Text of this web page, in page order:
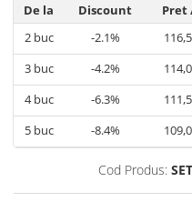
De la
Discount Pret
2buc -2.1%
3buc -4.2%
4buc -6.3%
5buc -8.4%
Cod Produs: